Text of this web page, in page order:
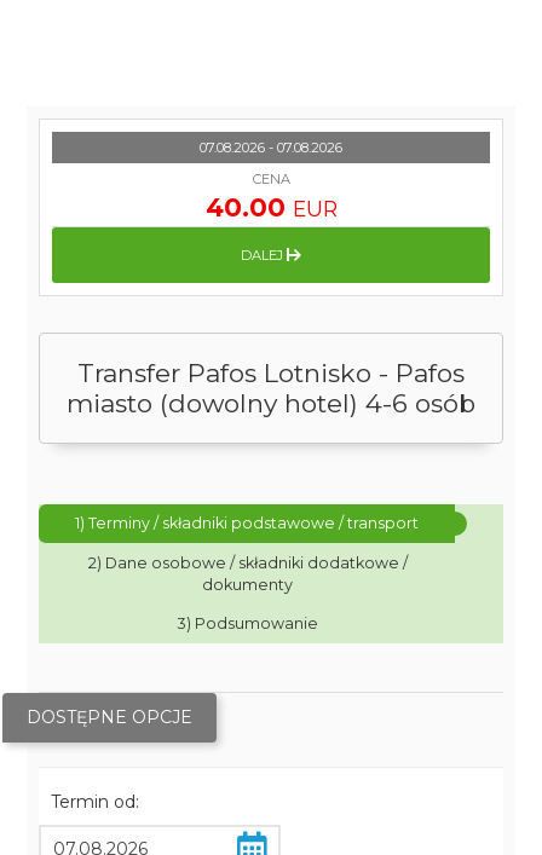
Transfer Pafos Lotnisko - Pafos
miasto (dowolny hotel) 4-6 osób
1) Terminy / składniki podstawowe / transport
2) Dane osobowe / składniki dodatkowe /
dokumenty
3) Podsumowanie
DOSTĘPNE OPCJE
Termin od:
07.08.2026 - 07.08.2026
CENA
40.00 EUR
DALEJ